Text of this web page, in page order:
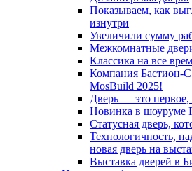
Показываем, как
изнутри
Увеличили сумму
Межкомнатные
Классика на все
Компания Бастион-С
MosBuild 2025!
Дверь — это первое,
Новинка в шоуруме
Статусная дверь,
Технологичность,
новая дверь на
Выставка дверей в